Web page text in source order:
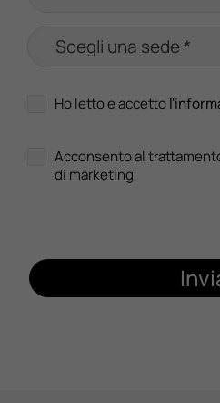
Ho letto e accetto
Acconsento al
di marketing